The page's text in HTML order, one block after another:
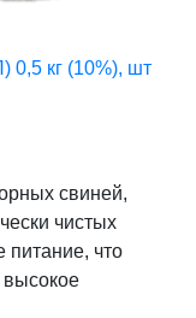
0,5 кг (10%), шт
свиней,
чистых
питание, что